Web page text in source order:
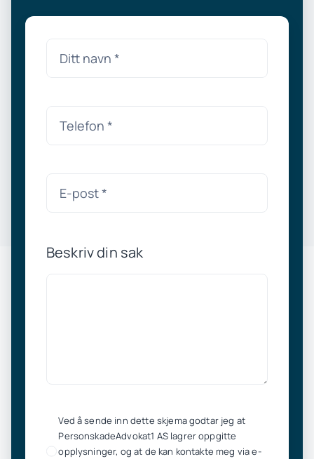
Beskriv din sak
Ved å sende inn dette skjema godtar jeg at
PersonskadeAdvokat1 AS lagrer oppgitte
opplysninger, og at de kan kontakte meg via e-